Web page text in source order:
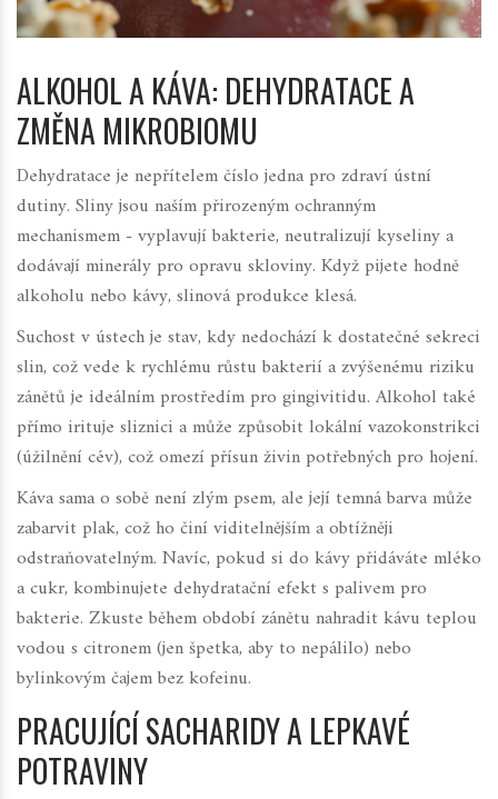
ALKOHOL A KÁVA: DEHYDRATACE A
ZMĚNA MIKROBIOMU
Dehydratace je nepřítelem číslo jedna pro zdraví ústní
dutiny. Sliny jsou naším přirozeným ochranným
mechanismem - vyplavují bakterie, neutralizují kyseliny a
dodávají minerály pro opravu skloviny. Když pijete hodně
alkoholu nebo kávy, slinová produkce klesá.
Suchost v ústechje stav, kdy nedochází k dostatečné sekreci
slin, což vede k rychlému růstu bakterií a zvýšenému riziku
zánětůje ideálním prostředím pro gingivitidu. Alkohol také
přímo irituje sliznici a může způsobit lokální vazokonstrikci
(úžilnění cév), což omezí přísun živin potřebných pro hojení.
Káva sama o sobě není zlým psem, ale její temná barva může
zabarvit plak, což ho činí viditelnějším a obtížněji
odstraňovatelným. Navíc, pokud si do kávy přidáváte mléko
a cukr, kombinujete dehydratační efekt s palivem pro
bakterie. Zkuste během období zánětu nahradit kávu teplou
vodou s citronem (jen špetka, aby to nepálilo) nebo
bylinkovým čajem bez kofeinu.
PRACUJÍCÍ SACHARIDY A LEPKAVÉ
POTRAVINY